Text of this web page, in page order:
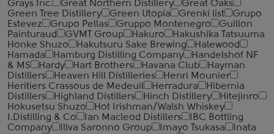
Grays Inc.
Great Northern Distillery
Great Oaks
Green Tree Distillery
Green Utopia Grenki list
Grupo
Estevez
Grupo Pellas Gruppo Montenegro
Guillon
Painturaud
GVMT Group Hakuro
Hakushika Tatsuuma
Honke Shuzo
Hakutsuru Sake Brewing
Halewood
Hamada
Hamburg Distilling Company
Handelshof NF
& MS
Hardy Hart Brothers Havana Club
Hayman
Distillers
Heaven Hill Distilleries
Henri Mounier
Heritiers Crassous de Medeuil
Herradura
Hibernia
Distillers
Highland Distillers Hinch Distillery
Hitejinro
Hokusetsu Shuzo
Hot Irishman/Walsh Whiskey
I.Distilling & Co
Ian Macleod Distillers
IBC Bottling
Company
Illva Saronno Group Imayo Tsukasa
Inata